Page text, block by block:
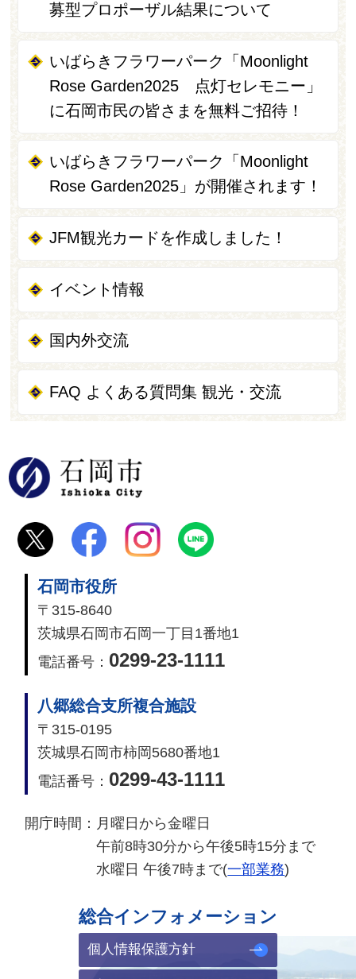
募型プロポーザル結果について
いばらきフラワーパーク「Moonlight
Rose Garden2025 点灯セレモニー」
に石岡市民の皆さまを無料ご招待！
いばらきフラワーパーク「Moonlight
Rose Garden2025」が開催されます！
JFM観光カードを作成しました！
イベント情報
国内外交流
FAQ よくある質問集 観光・交流
石岡市役所
〒315-8640
茨城県石岡市石岡一丁目1番地1
電話番号： 0299-23-1111
八郷総合支所複合施設
〒315-0195
茨城県石岡市柿岡5680番地1
電話番号： 0299-43-1111
開庁時間： 月曜日から金曜日
午前8時30分から午後5時15分まで
水曜日 午後7時まで(一部業務)
総合インフォメーション
個人情報保護方針